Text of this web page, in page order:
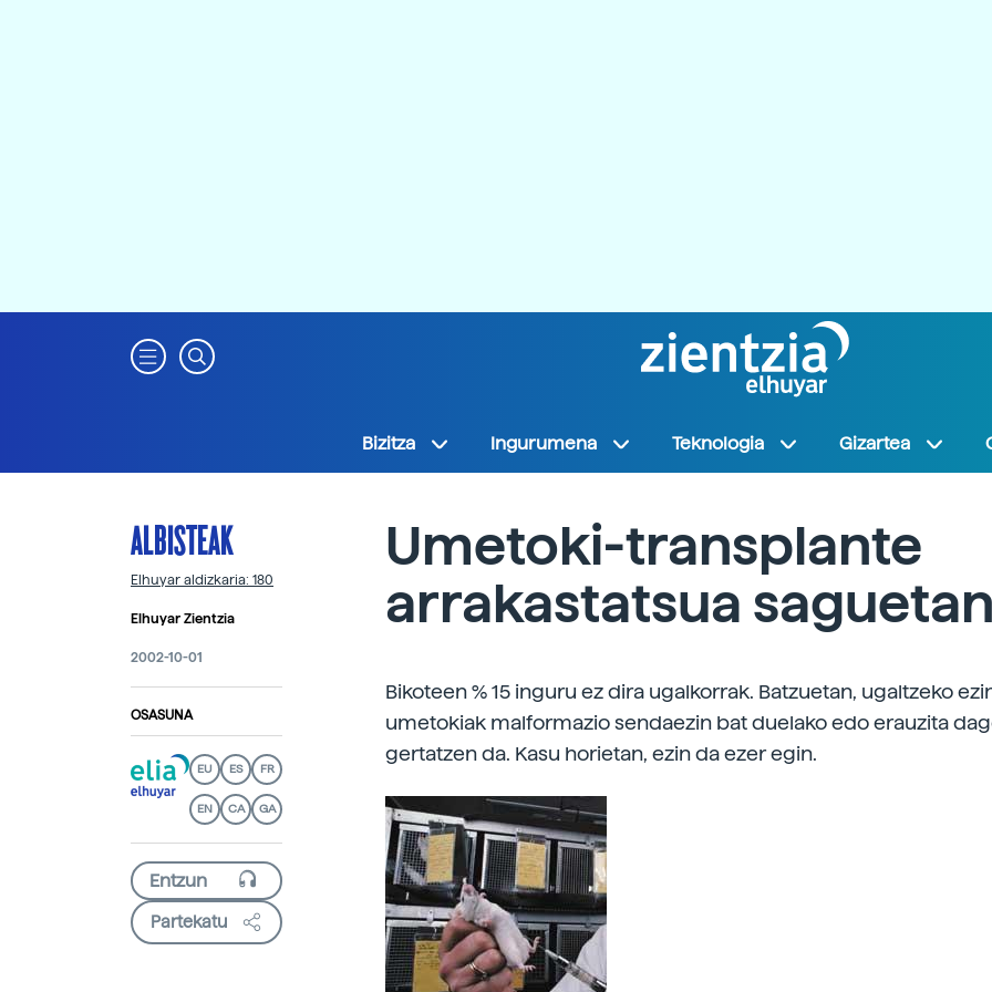
Bizitza Ingurumena Teknologia Gizartea
ALBISTEAK
Elhuyar aldizkaria: 180
Elhuyar Zientzia
2002-10-01
OSASUNA
EU ES FR
EN CA GA
Partekatu
Umetoki-transplante
arrakastatsua saguetan
Bikoteen % 15 inguru ez dira ugalkorrak. Batzuetan, ugaltzeko
umetokiak malformazio sendaezin bat duelako edo erauzita
gertatzen da. Kasu horietan, ezin da ezer egin.